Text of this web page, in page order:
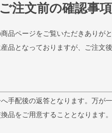
ご注文前の確認事
品ページをご覧いただきありがと
品となっておりますが、ご注文
手配後の返答となります。万が
品をご用意することとなります。